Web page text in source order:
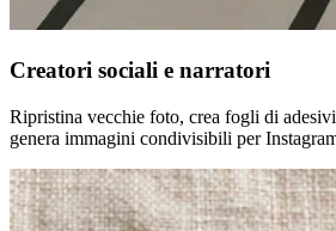
Creatori sociali e narratori
Ripristina vecchie foto, crea fogli di
genera immagini condivisibili per